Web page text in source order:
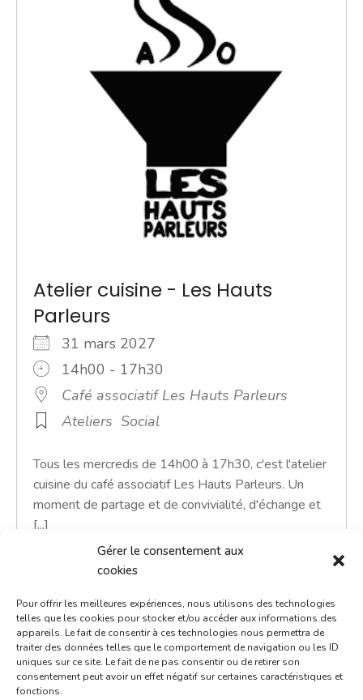
Gérer le consentement aux
cookies
Pour offrir les meilleures expériences, nous utilisons des technologies
telles que les cookies pour stocker et/ou accéder aux informations des
appareils. Le fait de consentir à ces technologies nous permettra de
traiter des données telles que le comportement de navigation ou les ID
uniques sur ce site. Le fait de ne pas consentir ou de retirer son
consentement peut avoir un effet négatif sur certaines caractéristiques et
fonctions.
Atelier cuisine - Les Hauts
Parleurs
31 mars 2027
14h00 - 17h30
Café associatif Les Hauts Parleurs
Ateliers Social
Tous les mercredis de 14h00 à 17h30, c'est l'atelier
cuisine du café associatif Les Hauts Parleurs. Un
moment de partage et de convivialité, d'échange et
[...]
En savoir plus